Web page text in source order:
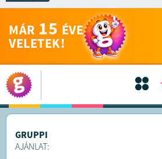
MÁR 15 ÉVE
VELETEK!
GRUPPI
AJÁNLAT: